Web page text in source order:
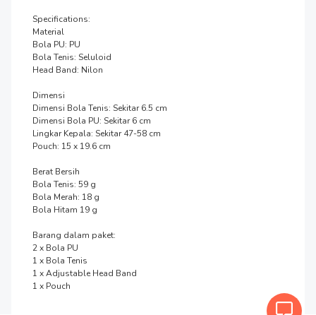
Specifications:
Material
Bola PU: PU
Bola Tenis: Seluloid
Head Band: Nilon
Dimensi
Dimensi Bola Tenis: Sekitar 6.5 cm
Dimensi Bola PU: Sekitar 6 cm
Lingkar Kepala: Sekitar 47-58 cm
Pouch: 15 x 19.6 cm
Berat Bersih
Bola Tenis: 59 g
Bola Merah: 18 g
Bola Hitam 19 g
Barang dalam paket:
2 x Bola PU
1 x Bola Tenis
1 x Adjustable Head Band
1 x Pouch